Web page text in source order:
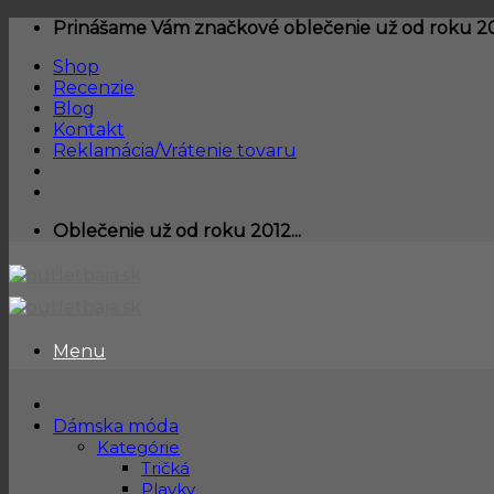
Skip
content
Prinášame Vám značkové oblečenie už od roku
Shop
Recenzie
Blog
Kontakt
Reklamácia/Vrátenie tovaru
Oblečenie už od roku 2012...
Menu
Dámska móda
Kategórie
Tričká
Plavky